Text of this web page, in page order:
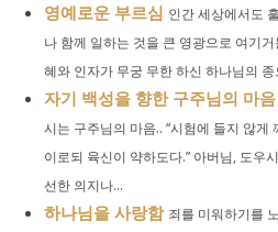
영예로운 부르심 인간 세상에서도
나 함께 일하는 것을 큰 영광으로 여기
혜와 인자가 무궁 무한 하신 하나님의 종
자기 백성을 향한 구주님의 마음
시는 구주님의 마음.. “시험에 들지 않게
이로되 육신이 약하도다.” 아버님, 도우
선한 의지나...
하나님을 사랑함 죄를 미워하기를